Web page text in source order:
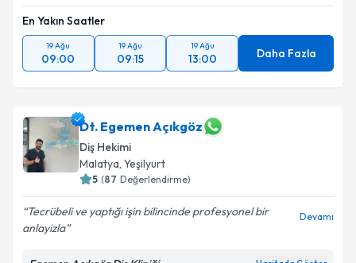
En Yakın Saatler
19 Ağu
09:00
19 Ağu
09:15
19 Ağu
13:00 Daha Fazla
Dt. Egemen Açıkgöz
Diş Hekimi
Malatya, Yeşilyurt
5 (87 Değerlendirme)
Tecrübeli ve yaptığı işin bilincinde profesyonel bir
anlayizla
Devamı